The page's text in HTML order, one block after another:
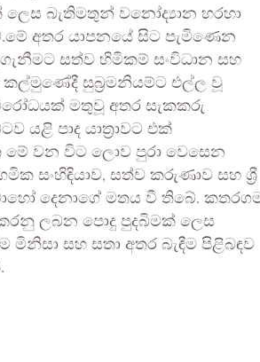
බැතිමතුන් වනෝද්‍යාන හරහා
අතර යාපනයේ සිට පැමිණෙන
සත්ව හිමිකම් සංවිධාන සහ
සුබ්‍රමනියම්ට එල්ල වූ
මතුවූ අතර සැකකරු
යළි පාද යාත්‍රාවට එක්
මේ වන විට ලොව පුරා වෙසෙන
සංහිඳියාව, සත්ව කරුණාව සහ ශ්‍රී
දෙනාගේ මතය වී තිබේ.
කරනු ලබන පොදු පුදබිමක් ලෙස
සහ සතා අතර බැඳීම පිළිබඳව